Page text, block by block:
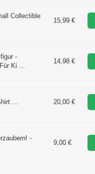
Collectible
15,99 €
-
Ki ...
14,98 €
... 20,00 €
-
9,00 €